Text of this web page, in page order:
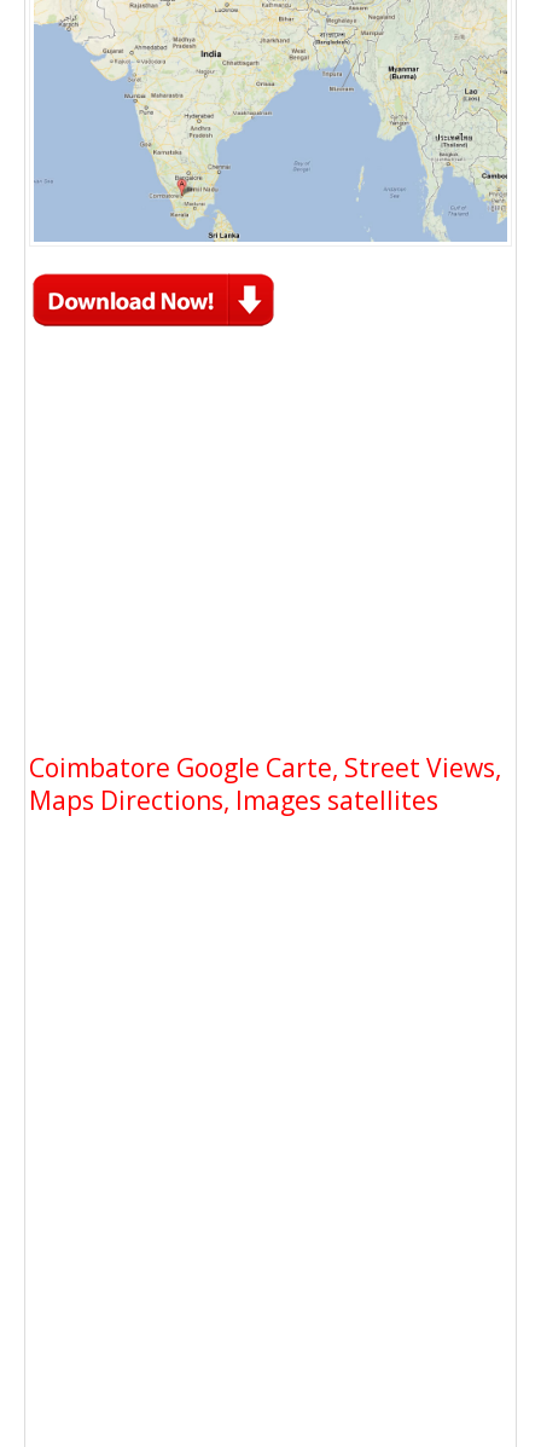
Coimbatore Google Carte, Street Views,
Maps Directions, Images satellites